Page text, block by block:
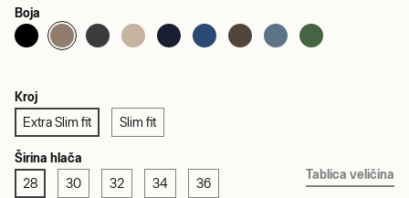
Boja
Kroj
Extra Slim fit Slim fit
Širina hlača
28 30 32 34 36
Tablica veličina